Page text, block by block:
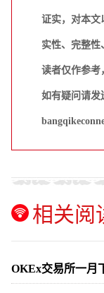
证实，对本文
实性、完整性
读者仅作参考
如有疑问请发
相关阅
OKEx交易所一月